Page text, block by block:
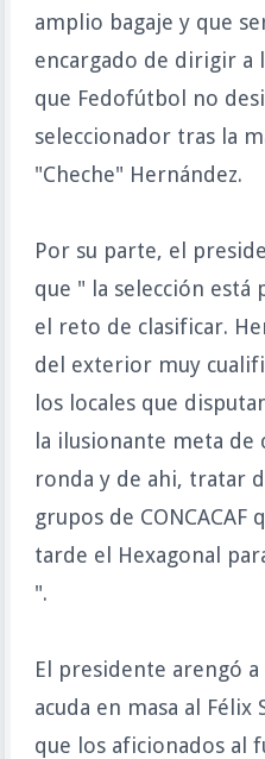
amplio bagaje y que
encargado de dirigir a
que Fedofútbol no
seleccionador tras la
"Cheche" Hernández.
Por su parte, el
que " la selección
el reto de clasificar.
del exterior muy
los locales que
la ilusionante meta de
ronda y de ahi, tratar
grupos de
tarde el Hexagonal
".
El presidente arengó
acuda en masa al Félix
que los aficionados al